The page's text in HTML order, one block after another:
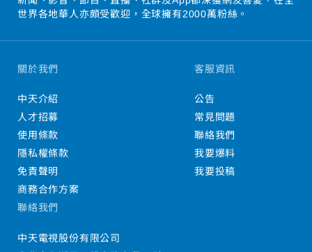
世界各地華人亦頗受歡迎，全球擁有2000萬粉絲。
關於我們
中天介紹
人才招募
使用條款
隱私權條款
免責聲明
商務合作方案
客服資訊
公告
常見問題
聯絡我們
我要爆料
我要投稿
聯絡我們
中天電視股份有限公司